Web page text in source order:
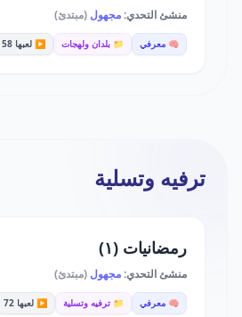
منشئ التحدي:مجهول (مبتدئ)
🧠 معرفي 📁 بلدان ولهجات ▶️ لعبها 58
ترفيه وتسلية
رمضانيات (١)
منشئ التحدي:مجهول (مبتدئ)
🧠 معرفي 📁 ترفيه وتسلية ▶️ لعبها 72